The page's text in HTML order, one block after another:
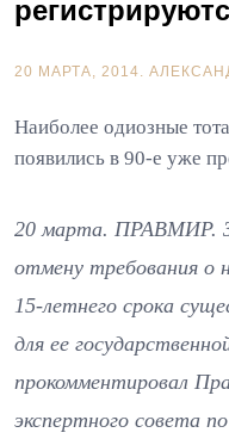
20 МАРТА, 2014.
Наиболее одиозные
появились в 90-е уже
20 марта. ПРАВМИР.
отмену требования о
15-летнего срока
для ее
прокомментировал
экспертного совета